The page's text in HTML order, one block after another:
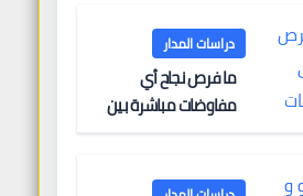
دراسات المدار
ما فرص نجاح أي
مفاوضات مباشرة بين